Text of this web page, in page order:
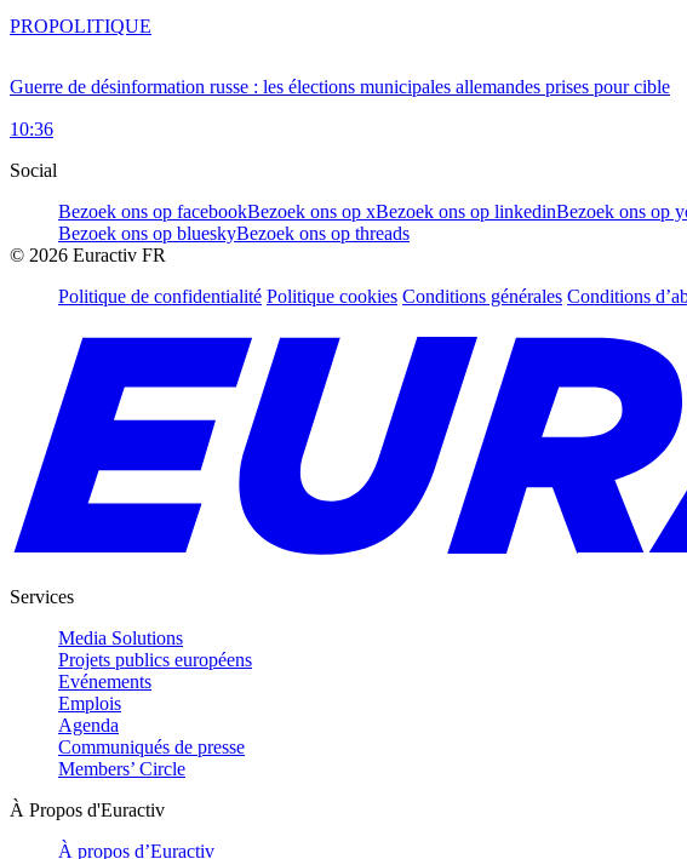
Guerre de désinformation russe : les élections municipales allemandes prises pour cible
10:36
PROPOLITIQUE
Social
Bezoek ons op facebookBezoek ons op xBezoek ons op linkedinBezoek ons op
Bezoek ons op blueskyBezoek ons op threads
© 2026 Euractiv FR
Politique de confidentialité Politique cookies Conditions générales Conditions
Services
Media Solutions
Projets publics européens
Evénements
Emplois
Agenda
Communiqués de presse
Members’ Circle
À Propos d'Euractiv
À propos d’Euractiv